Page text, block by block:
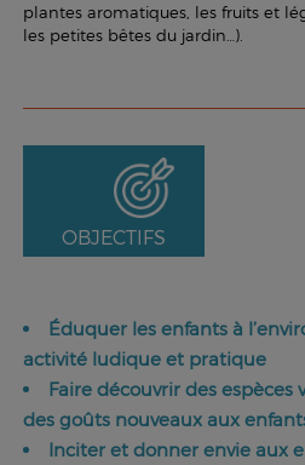
plantes aromatiques, les fruits et
les petites bêtes du jardin…).
OBJECTIFS
Éduquer les enfants à
activité ludique et pratique
Faire découvrir des espèces
des goûts nouveaux aux
Inciter et donner envie aux